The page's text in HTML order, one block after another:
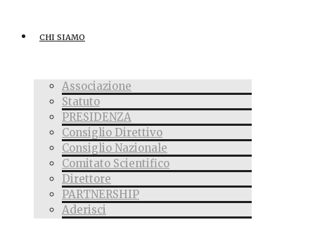
CHI SIAMO
Associazione
Statuto
PRESIDENZA
Consiglio Direttivo
Consiglio Nazionale
Comitato Scientifico
Direttore
PARTNERSHIP
Aderisci